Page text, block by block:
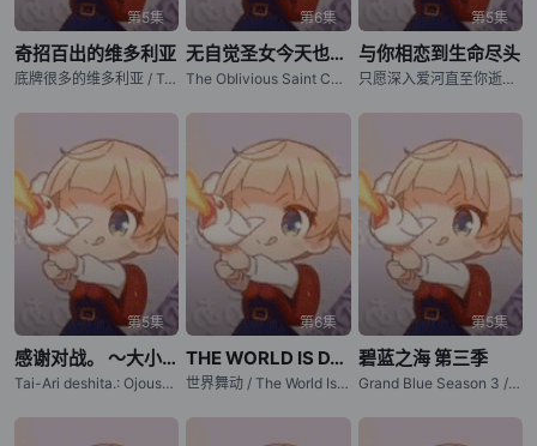
第5集
奇招百出的维多利亚
底牌很多的维多利亚 / Tefuda ga Oome no Victoria / Victoria of Many Faces
第6集
无自觉圣女今天也无意识地释放力量
The Oblivious Saint Can't Contain Her Power: Forget My Sister! Turns Out I Was the Real Saint All Along!The Oblivious Saint Can't Contain Her Power: Forget My Sister! Turns Out I Was the Real Saint All Along! / Mujikaku Seijo wa Kyou mo Muishiki
第5集
与你相恋到生命尽头
只愿深入爱河直至你逝去 / Kimi ga Shinu made Koi wo Shitai / I Want to Love You Till Your Dying Day
第5集
感谢对战。 ～大小姐才不玩格斗游戏～
Tai-Ari deshita.: Ojousama wa Kakutou Game nante Shinai / Young Ladies Don't Play Fighting Games
第6集
THE WORLD IS DANCING 世界在起舞
世界舞动 / The World Is Dancing / 世界在起舞 / 世界在跳舞
第5集
碧蓝之海 第三季
Grand Blue Season 3 / Grand Blue Dreaming Season 3